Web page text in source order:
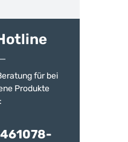
für bei
Produkte